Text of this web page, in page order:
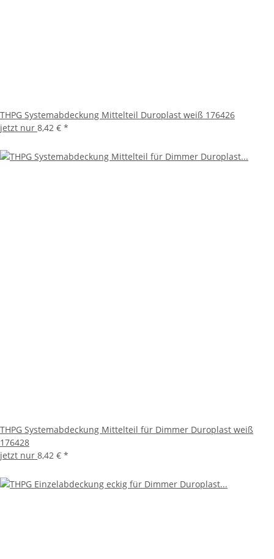
THPG Systemabdeckung Mittelteil Duroplast weiß 176426
jetzt nur 8,42 € *
THPG Systemabdeckung Mittelteil für Dimmer Duroplast weiß
176428
jetzt nur 8,42 € *